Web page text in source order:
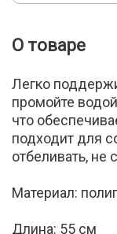
О товаре
Легко
промойте
что
подходит для
отбеливать, не
Материал:
Длина: 55 см